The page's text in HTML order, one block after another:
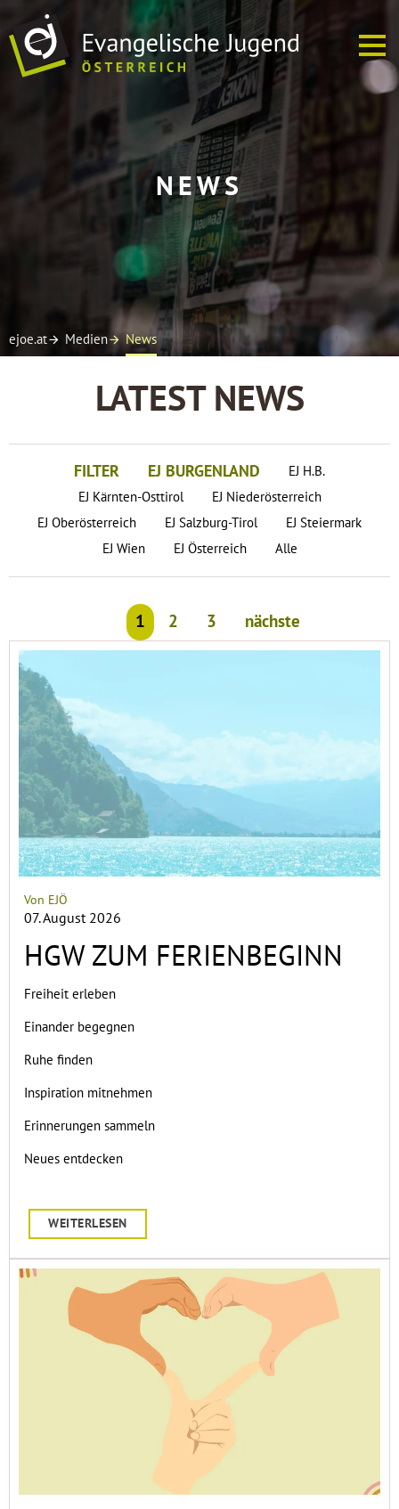
NEWS
ejoe.at Medien News
LATEST NEWS
FILTER EJ BURGENLAND
EJ H.B.
EJ Kärnten-Osttirol
EJ Niederösterreich
EJ Oberösterreich
EJ Salzburg-Tirol
EJ Steiermark
EJ Wien
EJ Österreich Alle
1 2 3 nächste
Von EJÖ
07. August 2026
HGW ZUM FERIENBEGINN
Freiheit erleben
Einander begegnen
Ruhe finden
Inspiration mitnehmen
Erinnerungen sammeln
Neues entdecken
WEITERLESEN